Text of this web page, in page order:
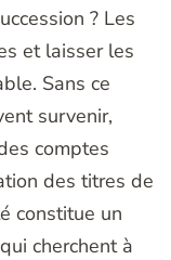
? Les
et laisser les
Sans ce
survenir,
comptes
des titres de
constitue un
cherchent à